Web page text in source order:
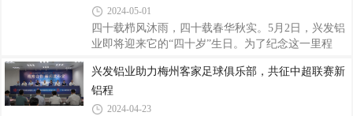
发铝业的同仁们齐聚一堂，共同见证兴发铝业四十年
的辉煌历程，共话兴发展，共享兴荣耀，共创兴未
来。新程共启，智绘铝业未来图随着音乐响起，“兴
缓拉开。激昂的旋律和舞者们灵动的身姿，展现了兴
发人的澎湃活力与进取精神。会上，兴发铝业董
2024-05-01
四十载栉风沐雨，四十载春华秋实。5月2日，兴发铝
业即将迎来它的“四十岁”生日。为了纪念这一里程
典。启新篇：品牌形象全面升级品牌是承载美好向往
的重要载体，兴发的品牌故事是生生不息的，也是不
断攀峰创新的。为能更贴近不同市场和客户的需要，
兴发铝业助力梅州客家足球俱乐部，共征中超联赛新
铝程
2024-04-23